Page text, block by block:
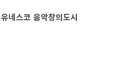
네스코 음악창의도시